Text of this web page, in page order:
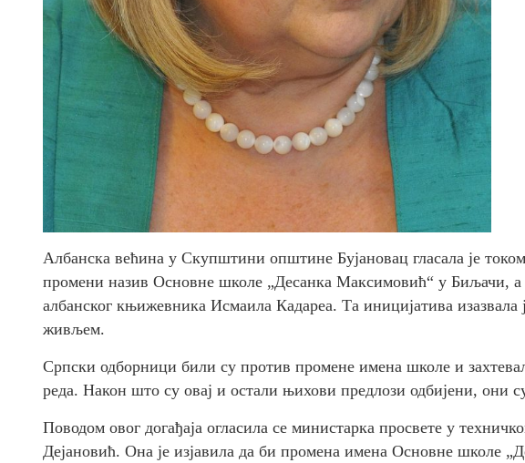
Албанска већина у Скупштини општине Бујановац гласала је
промени назив Основне школе „Десанка Максимовић“ у Биљачи, а
албанског књижевника Исмаила Кадареа. Та иницијатива изазвала
живљем.
Српски одборници били су против промене имена школе и
реда. Након што су овај и остали њихови предлози одбијени, они
Поводом овог догађаја огласила се министарка просвете у
Дејановић. Она је изјавила да би промена имена Основне школе